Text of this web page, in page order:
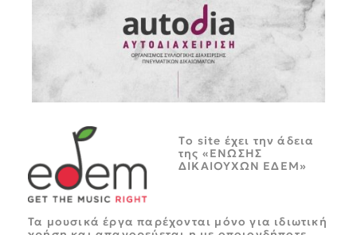
Tο site έχει την άδεια
της «ΕΝΩΣΗΣ
ΔΙΚΑΙΟΥΧΩΝ ΕΔΕΜ»
Τα μουσικά έργα παρέχονται μόνο για ιδιωτική